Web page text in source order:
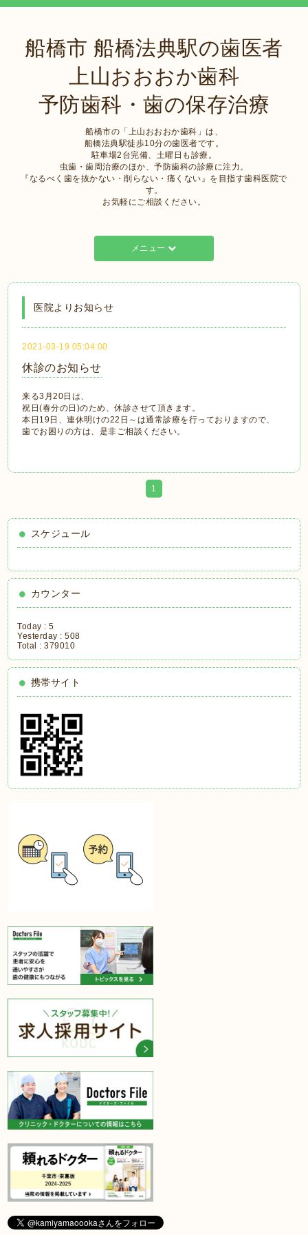
船橋市 船橋法典駅の歯医者
上山おおおか歯科
予防歯科・歯の保存治療
船橋市の「上山おおおか歯科」は、
船橋法典駅徒歩10分の歯医者です。
駐車場2台完備、土曜日も診療。
虫歯・歯周治療のほか、予防歯科の診療に注力。
『なるべく歯を抜かない・削らない・痛くない』を目指す歯科医院で
す。
お気軽にご相談ください。
メニュー
医院よりお知らせ
2021-03-19 05:04:00
休診のお知らせ
来る3月20日は、
祝日(春分の日)のため、休診させて頂きます。
本日19日、連休明けの22日～は通常診療を行っておりますので、
歯でお困りの方は、是非ご相談ください。
1
スケジュール
カウンター
Today :5
Yesterday :508
Total :379010
携帯サイト